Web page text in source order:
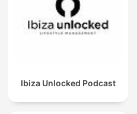
Ibiza Unlocked Podcast